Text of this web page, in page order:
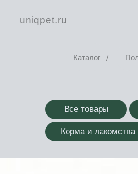
uniqpet.ru
Каталог /
Все товары
Корма и лакомства